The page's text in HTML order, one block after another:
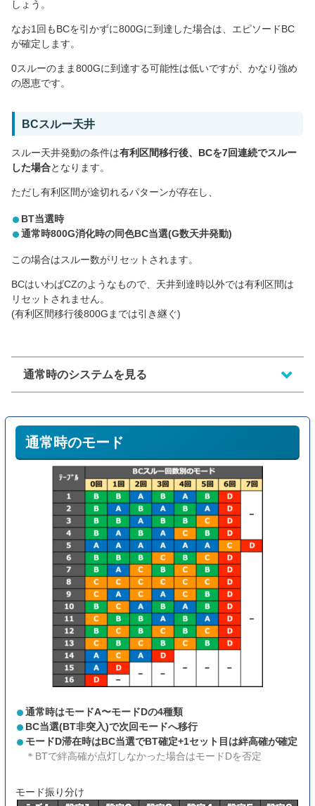
しょう。
なお1回もBCを引かずに800Gに到達した場合は、エピソードBC
が確定します。
0スルーのまま800Gに到達する可能性は低いですが、かなり強め
の恩恵です。
BCスルー天井
スルー天井発動の条件は有利区間移行後、BCを7回連続でスルー
した場合となります。
ただし有利区間が途切れるパターンが存在し、
BT当選時
通常時800G消化時の同色BC当選(G数天井発動)
この場合はスルー数がリセットされます。
BCはいわばCZのようなもので、天井到達時以外では有利区間は
リセットされません。
(有利区間移行後800Gまでは引き継ぐ)
通常時のシステムを見る
前作の初代バジリスク絆と仕様は似ています。
基本は擬似ボーナス「バジリスクチャンス(BC)」からBT突入を目
指していく流れ。
BCは2種類存在し、
16G継続、プレイヤー選択型
エピソードBC…30G継続、絆高確濃厚
となっています。
エピソードBCは当選時点でBT突入確定です。
通常時のモード
通常時はモードA〜モードDの4種類
BC当選(BT非突入)で次回モードへ移行
モードD滞在時はBC当選でBT確定+1セット目は絆高確が確定
＊BTで絆高確が点灯しなかった場合はモードDを否定
モード振り分け